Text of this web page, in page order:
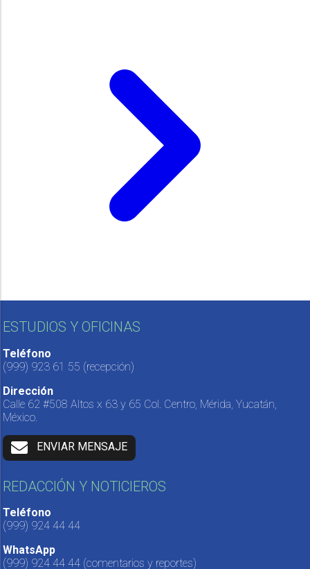
ESTUDIOS Y OFICINAS
Teléfono
(999) 923 61 55 (recepción)
Dirección
Calle 62 #508 Altos x 63 y 65 Col. Centro, Mérida, Yucatán,
México.
ENVIAR MENSAJE
REDACCIÓN Y NOTICIEROS
Teléfono
(999) 924 44 44
WhatsApp
(999) 924 44 44 (comentarios y reportes)